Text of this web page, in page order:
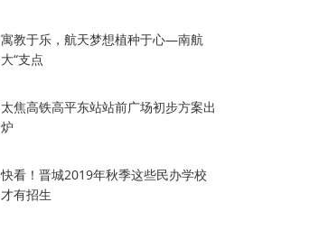
寓教于乐，航天梦想植种于心—南航
大“支点
太焦高铁高平东站站前广场初步方案出
炉
快看！晋城2019年秋季这些民办学校
才有招生